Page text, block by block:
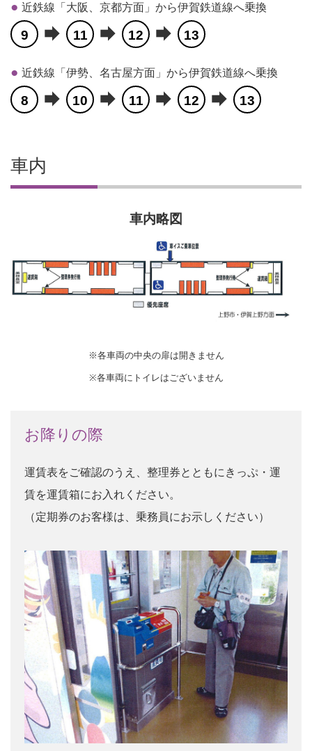
近鉄線「大阪、京都方面」から伊賀鉄道線へ乗換
9 forward 11 forward 12 forward 13
近鉄線「伊勢、名古屋方面」から伊賀鉄道線へ乗換
8 forward 10 forward 11 forward 12 forward 13
車内
車内略図
※各車両の中央の扉は開きません
※各車両にトイレはございません
お降りの際
運賃表をご確認のうえ、整理券とともにきっぷ・運
賃を運賃箱にお入れください。
（定期券のお客様は、乗務員にお示しください）